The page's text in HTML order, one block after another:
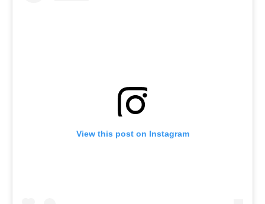
View this post on Instagram